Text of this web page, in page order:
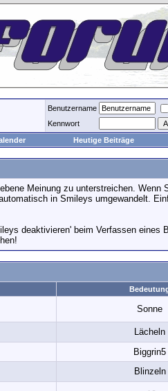
Benutzername
Kennwort
Heutige Beiträge
Meinung zu unterstreichen. Wenn
in Smileys umgewandelt.
deaktivieren' beim Verfassen eines
Sonne
Lächeln
Biggrin5
Blinzeln